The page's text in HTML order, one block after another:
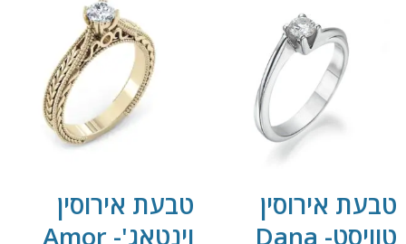
טבעת אירוסין
טוויסט- Dana
טבעת אירוסין
וינטאג'- Amor